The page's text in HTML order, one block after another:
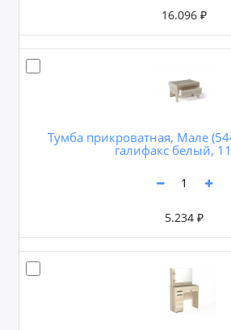
16.096 ₽
Тумба прикроватная, Мале
галифакс белый,
5.234 ₽